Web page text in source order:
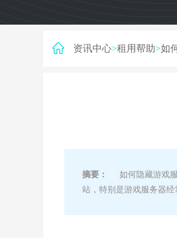
资讯中心>租用帮助>如
摘要：
如何隐藏游戏服
站，特别是游戏服务器